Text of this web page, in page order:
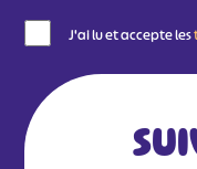
J'ai lu et accepte les